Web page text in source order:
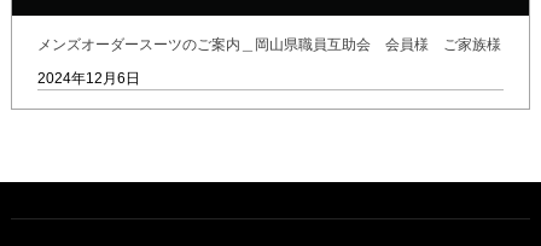
メンズオーダースーツのご案内＿岡山県職員互助会 会員様 ご家族様
2024年12月6日